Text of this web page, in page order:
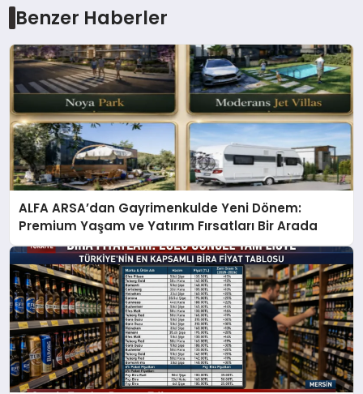
Benzer Haberler
ALFA ARSA’dan Gayrimenkulde Yeni Dönem:
Premium Yaşam ve Yatırım Fırsatları Bir Arada